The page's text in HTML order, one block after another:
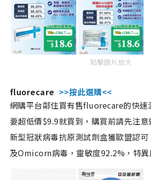
點擊圖片放大
fluorecare >>按此選購<<
網購平台鄰住買有售fluorecare的快速
要超低價$9.9就買到，購買前請先注
新型冠狀病毒抗原測試劑盒獲歐盟認
及Omicorn病毒，靈敏度92.2%，特異